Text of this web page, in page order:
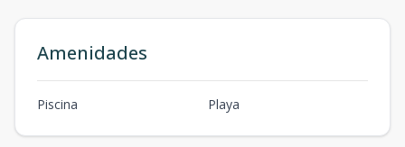
Amenidades
Piscina Playa